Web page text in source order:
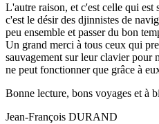
L'autre raison, et c'est celle qui est
c'est le désir des djinnistes de
peu ensemble et passer du bon
Un grand merci à tous ceux qui
sauvagement sur leur clavier pour
ne peut fonctionner que grâce à
Bonne lecture, bons voyages et à
Jean-François DURAND